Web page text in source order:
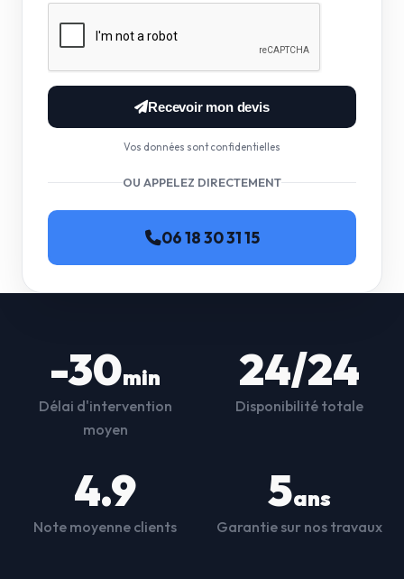
Recevoir mon devis
Vos données sont confidentielles
OU APPELEZ DIRECTEMENT
06 18 30 31 15
-30min
Délai d'intervention
moyen
24/24
Disponibilité totale
4.9
Note moyenne clients
5ans
Garantie sur nos travaux